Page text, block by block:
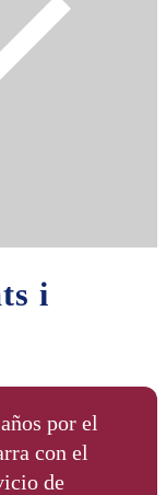
i
por el
con el
de